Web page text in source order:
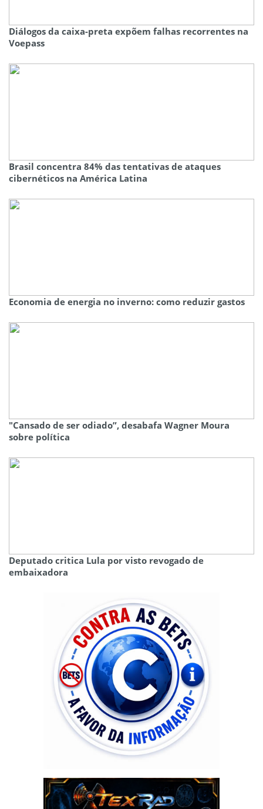
Diálogos da caixa-preta expõem falhas recorrentes na
Voepass
Brasil concentra 84% das tentativas de ataques
cibernéticos na América Latina
Economia de energia no inverno: como reduzir gastos
"Cansado de ser odiado”, desabafa Wagner Moura
sobre política
Deputado critica Lula por visto revogado de
embaixadora